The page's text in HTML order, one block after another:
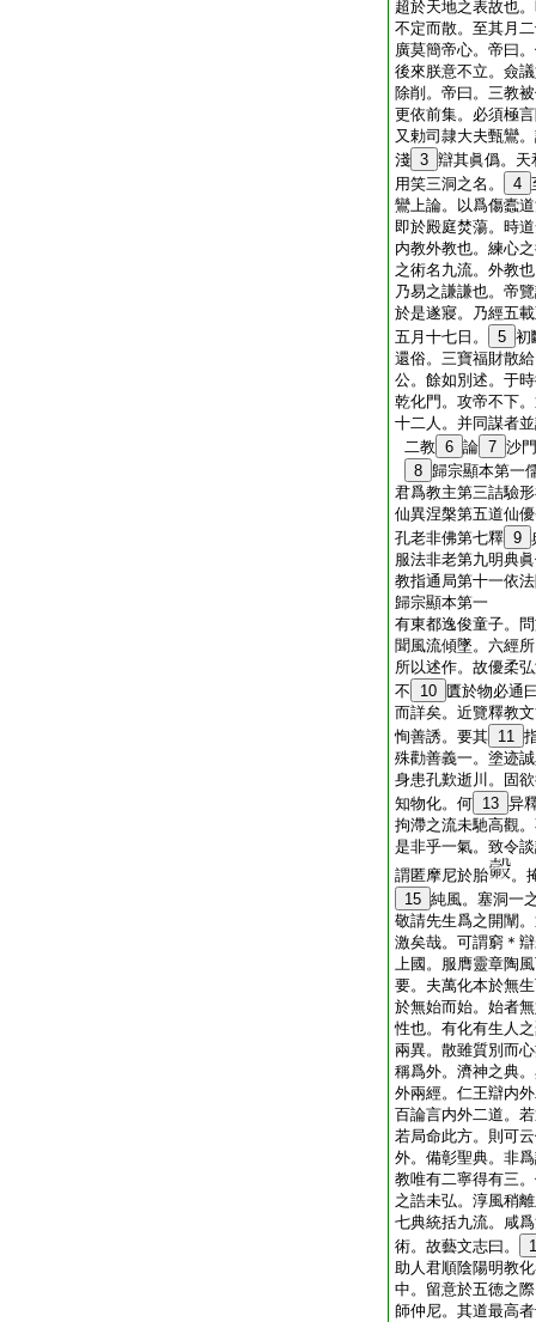
超於天地之表故也
不定而散。至其月
廣莫簡帝心。帝曰
後來朕意不立。僉
除削。帝曰。三教
更依前集。必須極
又勅司隷大夫甄鸞
淺 3 辯其眞僞。天
用笑三洞之名。
4
鸞上論。以爲傷蠹
即於殿庭焚蕩。時
内教外教也。練心
之術名九流。外教
乃易之謙謙也。帝
於是遂寢。乃經五
五月十七日。
5 初
還俗。三寶福財散
公。餘如別述。于
乾化門。攻帝不下
十二人。并同謀者
二教 6 論 7 沙
8 歸宗顯本第一
君爲教主第三詰驗
仙異涅槃第五道仙
孔老非佛第七釋 9
服法非老第九明典
教指通局第十一依
歸宗顯本第一
有東都逸俊童子。
聞風流傾墜。六經
所以述作。故優柔
不
10 匱於物必通
而詳矣。近覽釋教
恂善誘。要其 11
殊勸善義一。塗迹
身患孔歎逝川。固
知物化。何 13 异
拘滯之流未馳高觀
是非乎一氣。致令
謂匿摩尼於胎
。
15 純風。塞洞一
敬請先生爲之開闡
激矣哉。可謂窮＊
上國。服膺靈章陶
要。夫萬化本於無
於無始而始。始者
性也。有化有生人
兩異。散雖質別而
稱爲外。濟神之典
外兩經。仁王辯内
百論言内外二道。
若局命此方。則可
外。備彰聖典。非
教唯有二寧得有三
之誥未弘。淳風稍
七典統括九流。咸
術。故藝文志曰。
助人君順陰陽明教
中。留意於五徳之
師仲尼。其道最高